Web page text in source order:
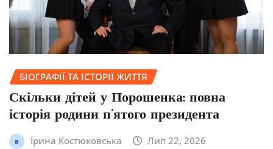
БІОГРАФІЇ ТА ІСТОРІЇ ЖИТТЯ
Скільки дітей у Порошенка: повна
історія родини п’ятого президента
Ірина Костюковська Лип 22, 2026